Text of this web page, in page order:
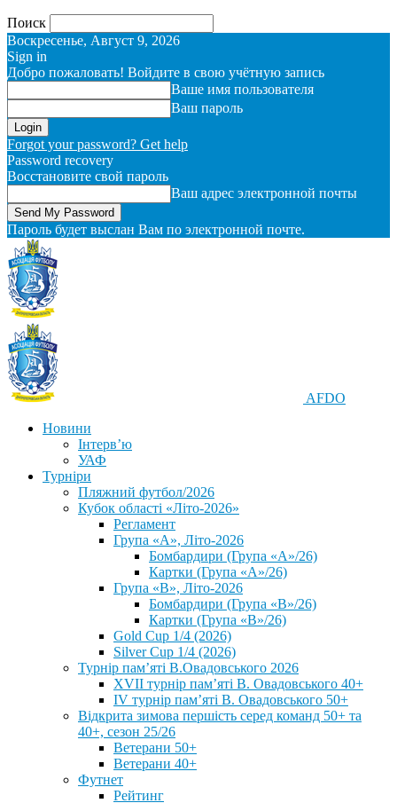
Поиск
Воскресенье, Август 9, 2026
Sign in
Добро пожаловать! Войдите в свою учётную запись
Ваше имя пользователя
Ваш пароль
Forgot your password? Get help
Password recovery
Восстановите свой пароль
Ваш адрес электронной почты
Пароль будет выслан Вам по электронной почте.
AFDO
Новини
Інтерв’ю
УАФ
Турніри
Пляжний футбол/2026
Кубок області «Літо-2026»
Регламент
Група «А», Літо-2026
Бомбардири (Група «А»/26)
Картки (Група «А»/26)
Група «В», Літо-2026
Бомбардири (Група «В»/26)
Картки (Група «В»/26)
Gold Cup 1/4 (2026)
Silver Cup 1/4 (2026)
Турнір пам’яті В.Овадовського 2026
XVII турнір пам’яті В. Овадовського 40+
IV турнір пам’яті В. Овадовського 50+
Відкрита зимова першість серед команд 50+ та
40+, сезон 25/26
Ветерани 50+
Ветерани 40+
Футнет
Рейтинг